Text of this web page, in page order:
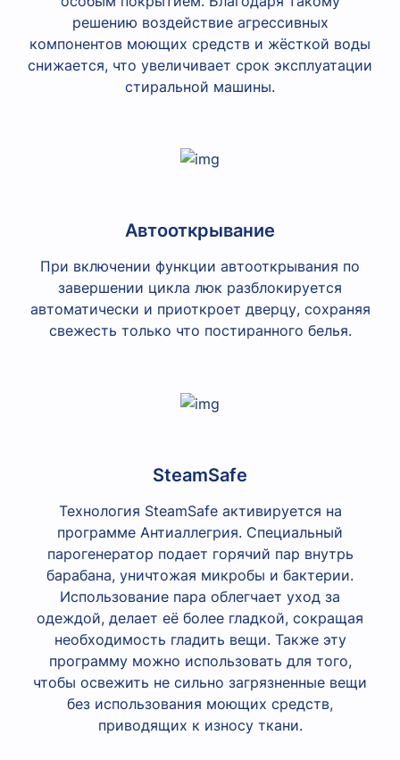
решению воздействие агрессивных
компонентов моющих средств и жёсткой воды
снижается, что увеличивает срок эксплуатации
стиральной машины.
Автооткрывание
При включении функции автооткрывания по
завершении цикла люк разблокируется
автоматически и приоткроет дверцу, сохраняя
свежесть только что постиранного белья.
SteamSafe
Технология SteamSafe активируется на
программе Антиаллегрия. Специальный
парогенератор подает горячий пар внутрь
барабана, уничтожая микробы и бактерии.
Использование пара облегчает уход за
одеждой, делает её более гладкой, сокращая
необходимость гладить вещи. Также эту
программу можно использовать для того,
чтобы освежить не сильно загрязненные вещи
без использования моющих средств,
приводящих к износу ткани.